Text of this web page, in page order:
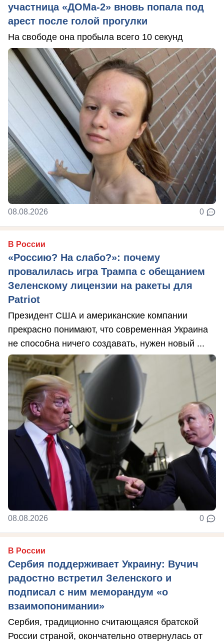
участница «ДОМа-2» вновь попала под
арест после голой прогулки
На свободе она пробыла всего 10 секунд
08.08.2026 0
В России
«Россию? На слабо?»: почему
провалилась игра Трампа с обещанием
Зеленскому лицензии на ракеты для
Patriot
Президент США и американские компании
прекрасно понимают, что современная Украина
не способна ничего создавать, нужен новый ...
08.08.2026 0
В России
Сербия поддерживает Украину: Вучич
радостно встретил Зеленского и
подписал с ним меморандум «о
взаимопонимании»
Сербия, традиционно считающаяся братской
России страной, окончательно отвернулась от